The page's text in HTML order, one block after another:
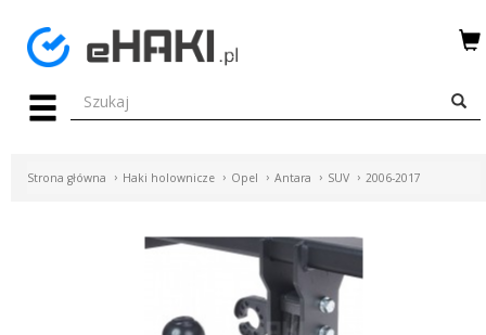
Menu
HAKI
Strona główna Haki holownicze Opel Antara SUV 2006-2017